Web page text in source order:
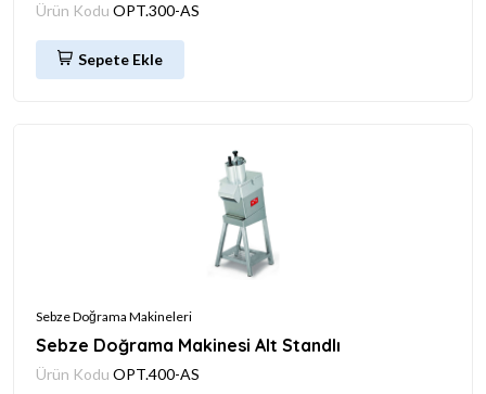
Ürün Kodu OPT.300-AS
Sepete Ekle
Sebze Doğrama Makineleri
Sebze Doğrama Makinesi Alt Standlı
Ürün Kodu OPT.400-AS